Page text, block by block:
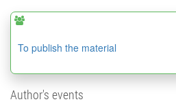
To publish the material
Author's events